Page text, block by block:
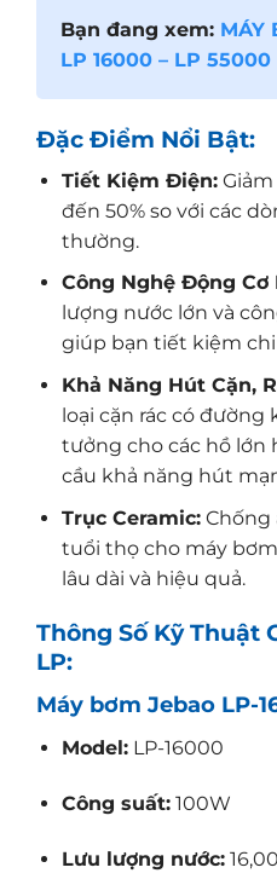
Bạn đang xem: MÁY
LP 16000 – LP 55000
Đặc Điểm Nổi Bật:
Tiết Kiệm Điện:Giảm
đến 50% so với các
thường.
Công Nghệ Động Cơ
lượng nước lớn và
giúp bạn tiết kiệm
Khả Năng Hút Cặn,
loại cặn rác có
tưởng cho các hồ lớn
cầu khả năng hút
Trục Ceramic:Chống
tuổi thọ cho máy
lâu dài và hiệu quả.
Thông Số Kỹ Thuật
LP:
Máy bơm Jebao LP-
Model:LP-16000
Công suất:100W
Lưu lượng nước: